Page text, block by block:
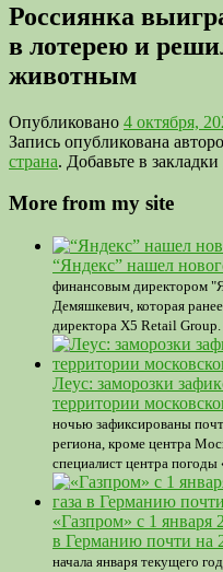
Россиянка
в лотерею и
животным
Опубликовано 4 октября,
Запись опубликована
страна. Добавьте в закладки
More from my site
“Яндекс” нашел
финансовым директором
Демяшкевич, которая
директора X5 Retail
Леус: заморозки
территории
ночью зафиксированы
региона, кроме центра
специалист центра
«Газпром» с 1 января
в Германию почти на
начала января текущего